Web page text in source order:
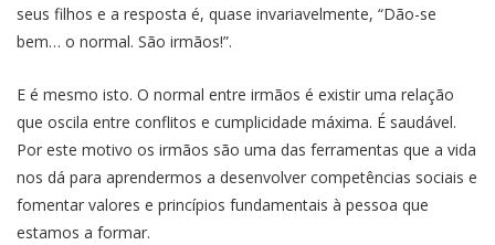
seus filhos e a resposta é, quase invariavelmente, “Dão-se
bem… o normal. São irmãos!”.
E é mesmo isto. O normal entre irmãos é existir uma relação
que oscila entre conflitos e cumplicidade máxima. É saudável.
Por este motivo os irmãos são uma das ferramentas que a vida
nos dá para aprendermos a desenvolver competências sociais e
fomentar valores e princípios fundamentais à pessoa que
estamos a formar.